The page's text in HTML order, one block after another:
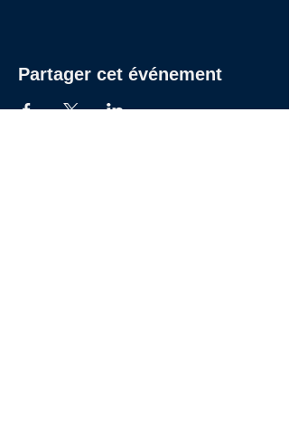
Partager cet événement